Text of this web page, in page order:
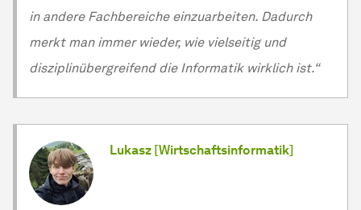
in andere Fachbereiche einzuarbeiten. Dadurch
merkt man immer wieder, wie vielseitig und
disziplinübergreifend die Informatik wirklich ist.“
Lukasz [Wirtschaftsinformatik]